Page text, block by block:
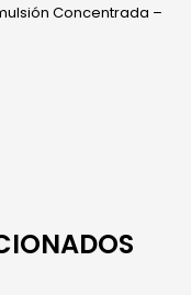
Concentrada –